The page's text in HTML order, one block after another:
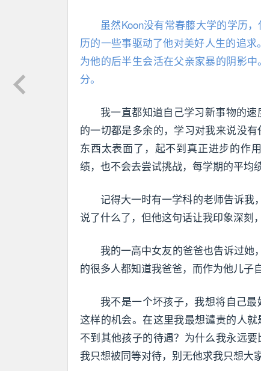
虽然Koon没有常春藤大学的学历
历的一些事驱动了他对美好人生的追
为他的后半生会活在父亲家暴的阴影
分。
我一直都知道自己学习新事物的
的一切都是多余的，学习对我来说没
东西太表面了，起不到真正进步的作
绩，也不会去尝试挑战，每学期的平均
记得大一时有一学科的老师告诉我
说了什么了，但他这句话让我印象深刻
我的一高中女友的爸爸也告诉过她
的很多人都知道我爸爸，而作为他儿子
我不是一个坏孩子，我想将自己
这样的机会。在这里我最想谴责的人
不到其他孩子的待遇？为什么我永远
我只想被同等对待，别无他求我只想大